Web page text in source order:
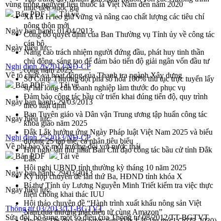
mục tiêu quốc gia
Xã Ea H'leo giữ vững và nâng cao chất lượng các tiêu chí
nông thôn mới
Công bố quyết định của Ban Thường vụ Tỉnh ủy về công tác
cán bộ
Nâng cao trách nhiệm người đứng đầu, phát huy tinh thần
chủ động, sáng tạo để đảm bảo tiến độ giải ngân vốn đầu tư
công năm 2025
Sở Công Thương đột phá số hóa 100% thủ tục trực tuyến lấy
sự hài lòng của doanh nghiệp làm thước đo phục vụ
Đảm bảo công tác bầu cử triển khai đúng tiến độ, quy trình
theo luật định
Ban Tuyên giáo và Dân vận Trung ương tập huấn công tác
khoa giáo năm 2025
Đắk Lắk hưởng ứng Ngày Pháp luật Việt Nam 2025 và biểu
dương 25 tập thể, cá nhân tiêu biểu
Hội nghị lần thứ nhất Ban Chỉ đạo công tác bầu cử tỉnh Đắk
Lắk
Hội nghị UBND tỉnh thường kỳ tháng 10 năm 2025
Kỳ họp chuyên đề lần thứ Ba, HĐND tỉnh khóa X
Bí thư Tỉnh ủy Lương Nguyễn Minh Triết kiểm tra việc thực
hiện chống khai thác IUU
Hội thảo chuyên đề “Hành trình xuất khẩu nông sản Việt
Nam qua thương mại điện tử cùng Amazon”
vùng trồng nguyên liệu thuốc lá Việt Nam đến năm 2020
Bản PDF
Tải về
Ngày ban hành:01/04/2013
Ngày hiệu lực:
Nghị định 26/2013/NĐ-CP
Về tổ chức và hoạt động của Thanh tra ngành Xây dựng
Bản PDF
Tải về
Ngày ban hành:29/03/2013
Ngày hiệu lực:
Nghị định 25/2013/NĐ-CP
Về phí bảo vệ môi trường đối với nước thải
Bản PDF
Tải về
Ngày ban hành:29/03/2013
Ngày hiệu lực:
Thông tư 03/2013/TT-BGTVT
Sửa đổi, bổ sung một số điều của Thông tư 08/2012/TT-BGTVT